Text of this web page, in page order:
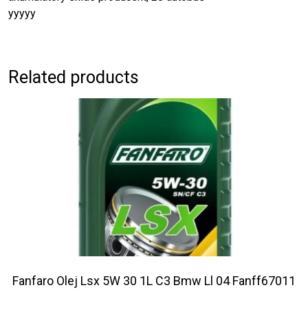
yyyyy
Related products
Fanfaro Olej Lsx 5W 30 1L C3 Bmw Ll 04 Fanff67011